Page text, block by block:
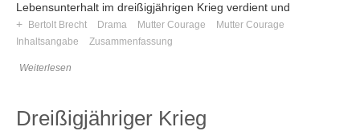
Lebensunterhalt im dreißigjährigen Krieg verdient und
+
Bertolt Brecht Drama Mutter Courage
Mutter Courage
Inhaltsangabe
Zusammenfassung
Weiterlesen
Dreißigjähriger Krieg